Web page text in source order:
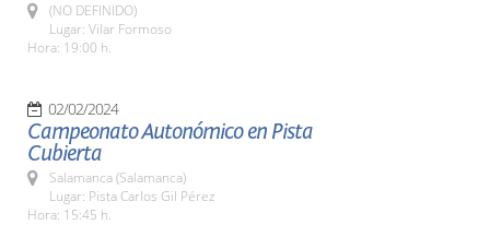
(NO DEFINIDO)
Lugar: Vilar Formoso
Hora: 19:00 h.
02/02/2024
Campeonato Autonómico en Pista
Cubierta
Salamanca (Salamanca)
Lugar: Pista Carlos Gil Pérez
Hora: 15:45 h.